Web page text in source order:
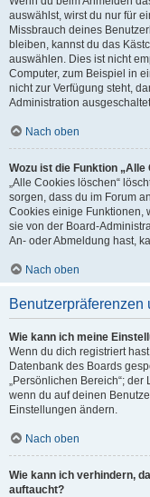
auswählst, wirst du nur für
Missbrauch deines
bleiben, kannst du das
auswählen. Dies ist nicht
Computer, zum Beispiel in
nicht zur Verfügung steht,
Administration
Nach oben
Wozu ist die Funktion
„Alle Cookies löschen“
sorgen, dass du im Forum
Cookies einige Funktionen,
sie von der Board-
An- oder Abmeldung hast,
Nach oben
Benutzerpräferenzen
Wie kann ich meine
Wenn du dich registriert
Datenbank des Boards
„Persönlichen Bereich“;
wenn du auf deinen
Einstellungen ändern.
Nach oben
Wie kann ich verhindern,
auftaucht?